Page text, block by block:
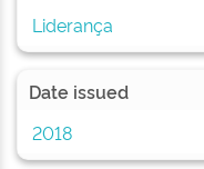
Liderança
Date issued
2018